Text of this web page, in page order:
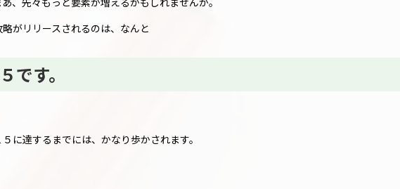
がリリースされるのは、なんと
です。
に達するまでには、かなり歩かされます。